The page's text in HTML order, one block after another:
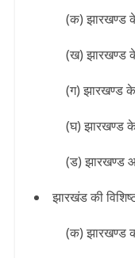
(क) झारखण्ड
(ख) झारखण्ड
(ग) झारखण्ड
(घ) झारखण्ड
(ड) झारखण्ड
झारखंड की
(क) झारखण्ड